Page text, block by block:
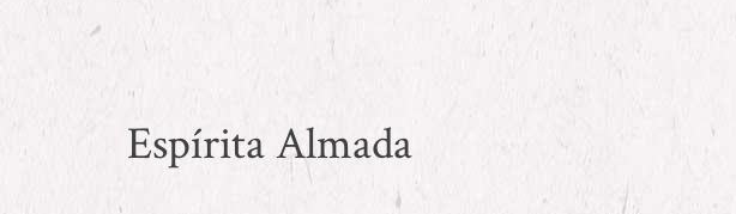
Espírita Almada